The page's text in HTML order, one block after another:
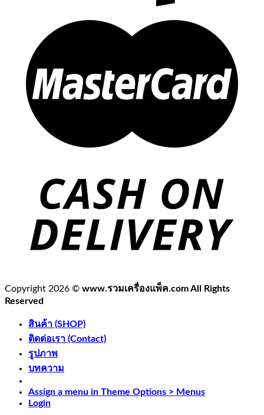
Copyright 2026 © www.รวมเครื่องแพ็ค.com All Rights
Reserved
สินค้า (SHOP)
ติดต่อเรา (Contact)
รูปภาพ
บทความ
Assign a menu in Theme Options > Menus
Login